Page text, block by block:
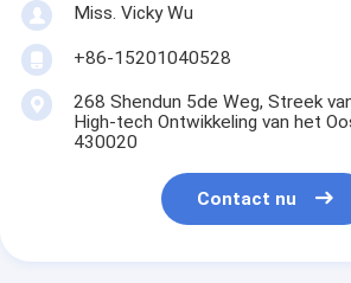
Miss. Vicky Wu
+86-15201040528
268 Shendun 5de Weg, Streek
High-tech Ontwikkeling van het
430020
Contact nu